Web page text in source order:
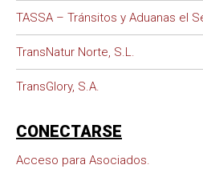
TASSA – Tránsitos y Aduanas el
TransNatur Norte, S.L.
TransGlory, S.A.
CONECTARSE
Acceso para Asociados.